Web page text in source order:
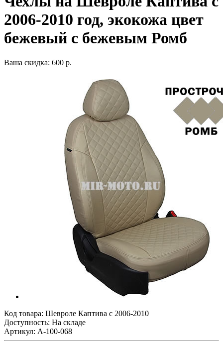
2006-2010 год, экокожа цвет
бежевый с бежевым Ромб
Ваша скидка: 600 р.
Код товара: Шевроле Каптива с 2006-2010
Доступность: На складе
Артикул: A-100-068